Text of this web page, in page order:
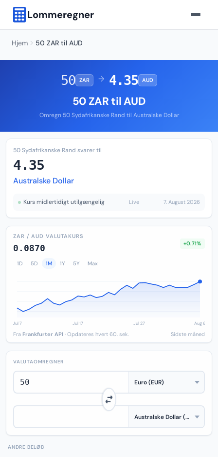
Lommeregner
Hjem 50 ZAR til AUD
50 ZAR → 4.35 AUD
50 ZAR til AUD
Omregn 50 Sydafrikanske Rand til Australske Dollar
50 Sydafrikanske Rand svarer til
4.35
Australske Dollar
Kurs midlertidigt utilgængelig Live 7. August 2026
ZAR / AUD VALUTAKURS
0.0870 +0.71%
1D 5D 1M 1Y 5Y Max
Fra Frankfurter API · Opdateres hvert 60. sek. Sidste måned
VALUTAOMREGNER
ANDRE BELØB